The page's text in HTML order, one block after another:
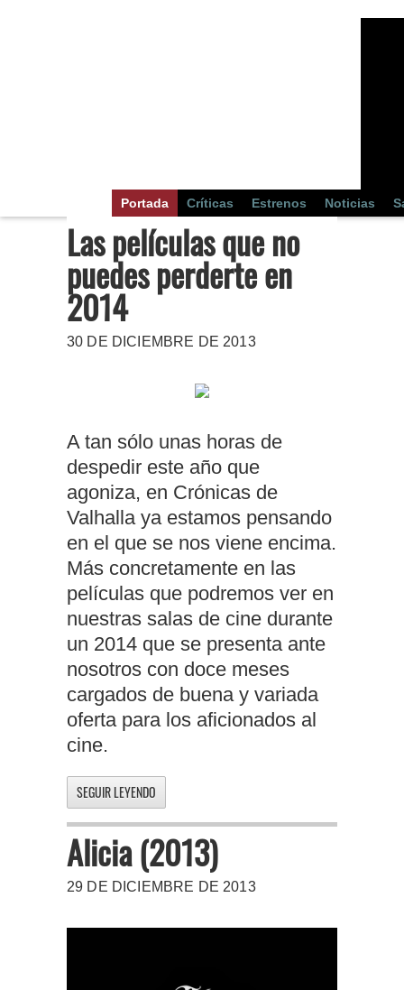
Portada Críticas Estrenos Noticias
Las películas que no
puedes perderte en
2014
30 DE DICIEMBRE DE 2013
A tan sólo unas horas de
despedir este año que
agoniza, en Crónicas de
Valhalla ya estamos pensando
en el que se nos viene encima.
Más concretamente en las
películas que podremos ver en
nuestras salas de cine durante
un 2014 que se presenta ante
nosotros con doce meses
cargados de buena y variada
oferta para los aficionados al
cine.
SEGUIR LEYENDO
Alicia (2013)
29 DE DICIEMBRE DE 2013